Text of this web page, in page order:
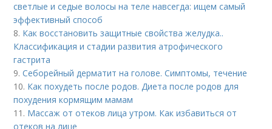
светлые и седые волосы на теле навсегда: ищем самый
эффективный способ
8. Как восстановить защитные свойства желудка..
Классификация и стадии развития атрофического
гастрита
9.Себорейный дерматит на голове. Cимптомы, течение
10. Как похудеть после родов. Диета после родов для
похудения кормящим мамам
11. Массаж от отеков лица утром. Как избавиться от
отеков на лице